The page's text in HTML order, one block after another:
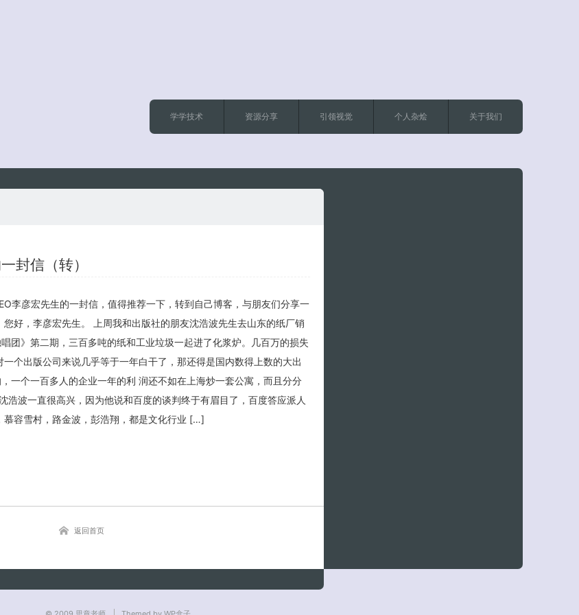
学学技术 资源分享 引领视觉 个人杂烩 关于我们
封信（转）
李彦宏先生的一封信，值得推荐一下，转到自己博客，与朋友们分享一
好，李彦宏先生。 上周我和出版社的朋友沈浩波先生去山东的纸厂销
团》第二期，三百多吨的纸和工业垃圾一起进了化浆炉。几百万的损失
个出版公司来说几乎等于一年白干了，那还得是国内数得上数的大出
一个一百多人的企业一年的利 润还不如在上海炒一套公寓，而且分分
浩波一直很高兴，因为他说和百度的谈判终于有眉目了，百度答应派人
慕容雪村，路金波，彭浩翔，都是文化行业 […]
返回首页
客服小美
关闭弹窗